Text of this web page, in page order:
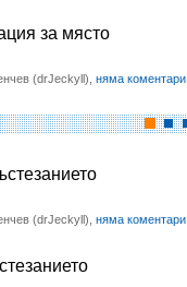
за място
(drJeckyll), няма коментари
(drJeckyll), няма коментари